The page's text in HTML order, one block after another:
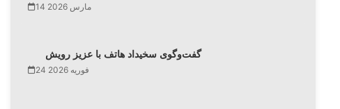
14 مارس 2026
گفت‌وگوی سخیداد هاتف با عزیز رویش
24 فوریه 2026